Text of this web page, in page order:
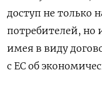
доступ не только
потребителей, но
имея в виду
с ЕС об